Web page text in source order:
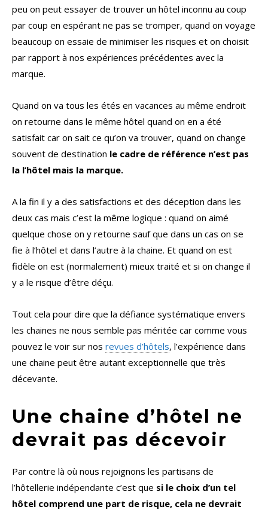
peu on peut essayer de trouver un hôtel inconnu au coup
par coup en espérant ne pas se tromper, quand on voyage
beaucoup on essaie de minimiser les risques et on choisit
par rapport à nos expériences précédentes avec la
marque.
Quand on va tous les étés en vacances au même endroit
on retourne dans le même hôtel quand on en a été
satisfait car on sait ce qu’on va trouver, quand on change
souvent de destination le cadre de référence n’est pas
la l’hôtel mais la marque.
A la fin il y a des satisfactions et des déception dans les
deux cas mais c’est la même logique : quand on aimé
quelque chose on y retourne sauf que dans un cas on se
fie à l’hôtel et dans l’autre à la chaine. Et quand on est
fidèle on est (normalement) mieux traité et si on change il
y a le risque d’être déçu.
Tout cela pour dire que la défiance systématique envers
les chaines ne nous semble pas méritée car comme vous
pouvez le voir sur nos revues d’hôtels, l’expérience dans
une chaine peut être autant exceptionnelle que très
décevante.
Une chaine d’hôtel ne
devrait pas décevoir
Par contre là où nous rejoignons les partisans de
l’hôtellerie indépendante c’est que si le choix d’un tel
hôtel comprend une part de risque, cela ne devrait